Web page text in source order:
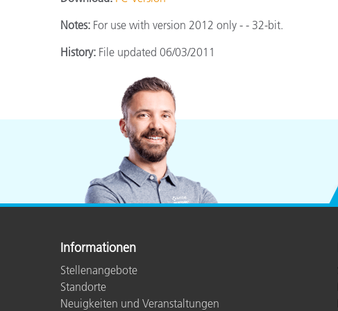
Notes: For use with version 2012 only - - 32-bit.
History: File updated 06/03/2011
Informationen
Stellenangebote
Standorte
Neuigkeiten und Veranstaltungen